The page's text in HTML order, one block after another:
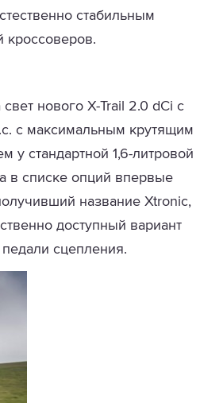
стабильным
нового X-Trail 2.0 dCi с
с максимальным крутящим
стандартной 1,6-литровой
в списке опций впервые
название Xtronic,
доступный вариант
педали сцепления.